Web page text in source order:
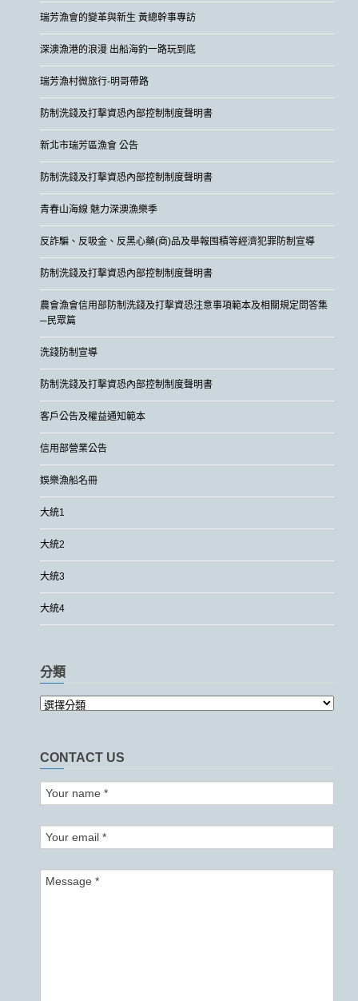
瑞芳漁會的變革與新生 黃總幹事專訪
深澳漁港的浪漫 出船海釣一路玩到底
瑞芳漁村微旅行-明哥帶路
防制洗錢及打擊資恐內部控制制度聲明書
新北市瑞芳區漁會 公告
防制洗錢及打擊資恐內部控制制度聲明書
青春山海線 魅力深澳漁樂季
反詐騙、反吸金、反黑心藥(商)品及舉報囤積等經濟犯罪防制宣導
防制洗錢及打擊資恐內部控制制度聲明書
農會漁會信用部防制洗錢及打擊資恐注意事項範本及相關規定問答集
─民眾篇
洗錢防制宣導
防制洗錢及打擊資恐內部控制制度聲明書
客戶公告及權益通知範本
信用部營業公告
娛樂漁船名冊
大統1
大統2
大統3
大統4
分類
CONTACT US